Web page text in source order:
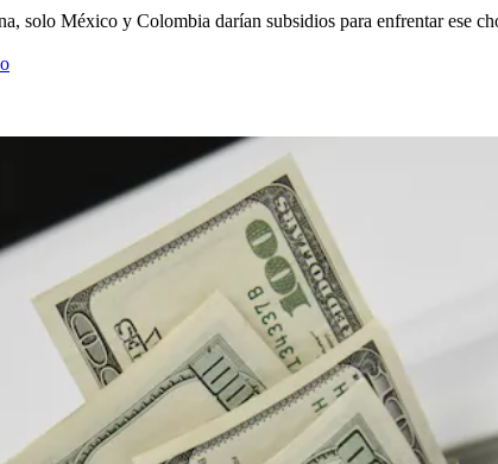
solo México y Colombia darían subsidios para enfrentar ese